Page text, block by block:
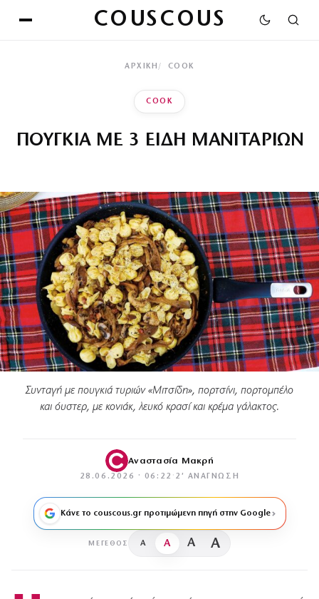
COUSCOUS
ΑΡΧΙΚΉ COOK
COOK
ΠΟΥΓΚΙΑ ΜΕ 3 ΕΙΔΗ ΜΑΝΙΤΑΡΙΩΝ
Συνταγή με πουγκιά τυριών «Μιτσίδη», πορτσίνι, πορτομπέλο
και όυστερ, με κονιάκ, λευκό κρασί και κρέμα γάλακτος.
Αναστασία Μακρή
28.06.2026 · 06:22 · 2′ ΑΝΆΓΝΩΣΗ
Κάνε το couscous.gr προτιμώμενη πηγή στην Google
ΜΈΓΕΘΟΣ A A A A